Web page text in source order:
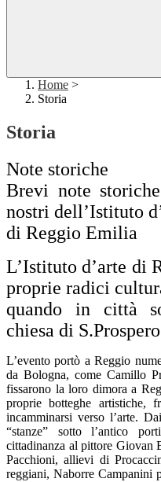
Home >
Storia
Storia
Note storiche
Brevi note
nostri dell’Istituto
di Reggio Emilia
L’Istituto d’arte di
proprie radici
quando in città
chiesa di
L’evento portò a Reggio
da Bologna, come Camillo
fissarono la loro dimora a
proprie botteghe artistiche,
incamminarsi verso l’arte.
“stanze” sotto l’antico
cittadinanza al pittore Giovan
Pacchioni, allievi di
reggiani, Naborre Campanini